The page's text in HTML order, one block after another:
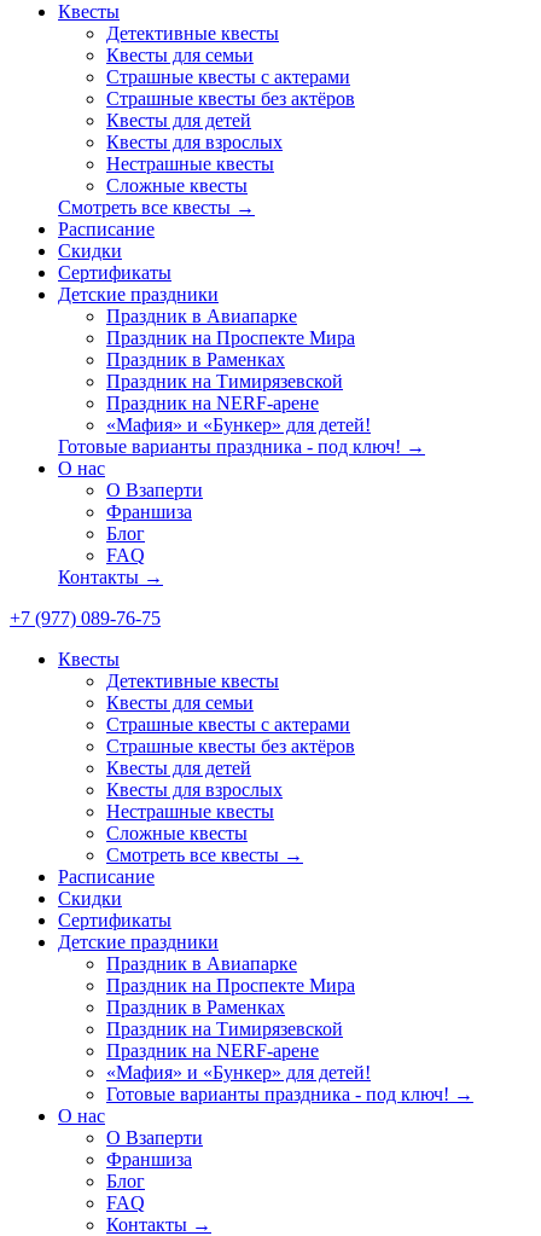
Квесты
Детективные квесты
Квесты для семьи
Страшные квесты с актерами
Страшные квесты без актёров
Квесты для детей
Квесты для взрослых
Нестрашные квесты
Сложные квесты
Смотреть все квесты →
Расписание
Скидки
Сертификаты
Детские праздники
Праздник в Авиапарке
Праздник на Проспекте Мира
Праздник в Раменках
Праздник на Тимирязевской
Праздник на NERF-арене
«Мафия» и «Бункер» для детей!
Готовые варианты праздника - под ключ! →
О нас
О Взаперти
Франшиза
Блог
FAQ
Контакты →
+7 (977) 089-76-75
Квесты
Детективные квесты
Квесты для семьи
Страшные квесты с актерами
Страшные квесты без актёров
Квесты для детей
Квесты для взрослых
Нестрашные квесты
Сложные квесты
Смотреть все квесты →
Расписание
Скидки
Сертификаты
Детские праздники
Праздник в Авиапарке
Праздник на Проспекте Мира
Праздник в Раменках
Праздник на Тимирязевской
Праздник на NERF-арене
«Мафия» и «Бункер» для детей!
Готовые варианты праздника - под ключ! →
О нас
О Взаперти
Франшиза
Блог
FAQ
Контакты →